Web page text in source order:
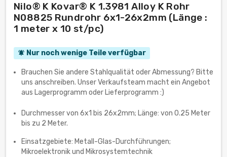
Nilo® K Kovar® K 1.3981 Alloy K Rohr
N08825 Rundrohr 6x1-26х2mm (Länge :
1 meter x 10 st/pc)
notifications_active Nur noch wenige Teile verfügbar
Brauchen Sie andere Stahlqualität oder Abmessung? Bitte
uns anschreiben. Unser Verkaufsteam macht ein Angebot
aus Lagerprogramm oder Lieferprogramm :)
Durchmesser von 6x1 bis 26х2mm; Länge: von 0.25 Meter
bis zu 2 Meter.
Einsatzgebiete: Metall-Glas-Durchführungen;
Mikroelektronik und Mikrosystemtechnik